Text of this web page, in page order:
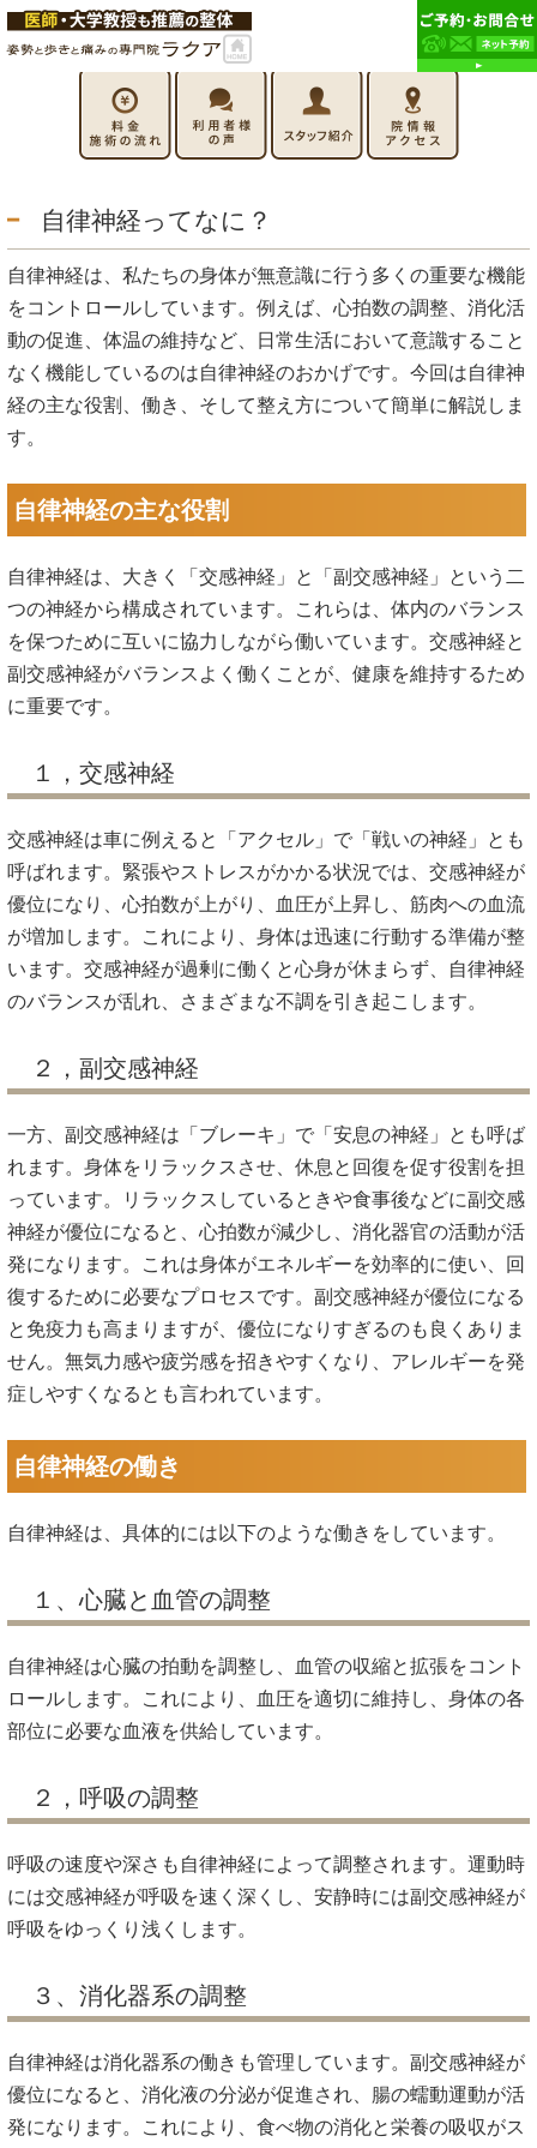
自律神経ってなに？
自律神経は、私たちの身体が無意識に行う多くの重要な機能
をコントロールしています。例えば、心拍数の調整、消化活
動の促進、体温の維持など、日常生活において意識すること
なく機能しているのは自律神経のおかげです。今回は自律神
経の主な役割、働き、そして整え方について簡単に解説しま
す。
自律神経の主な役割
自律神経は、大きく「交感神経」と「副交感神経」という二
つの神経から構成されています。これらは、体内のバランス
を保つために互いに協力しながら働いています。交感神経と
副交感神経がバランスよく働くことが、健康を維持するため
に重要です。
１，交感神経
交感神経は車に例えると「アクセル」で「戦いの神経」とも
呼ばれます。緊張やストレスがかかる状況では、交感神経が
優位になり、心拍数が上がり、血圧が上昇し、筋肉への血流
が増加します。これにより、身体は迅速に行動する準備が整
います。交感神経が過剰に働くと心身が休まらず、自律神経
のバランスが乱れ、さまざまな不調を引き起こします。
２，副交感神経
一方、副交感神経は「ブレーキ」で「安息の神経」とも呼ば
れます。身体をリラックスさせ、休息と回復を促す役割を担
っています。リラックスしているときや食事後などに副交感
神経が優位になると、心拍数が減少し、消化器官の活動が活
発になります。これは身体がエネルギーを効率的に使い、回
復するために必要なプロセスです。副交感神経が優位になる
と免疫力も高まりますが、優位になりすぎるのも良くありま
せん。無気力感や疲労感を招きやすくなり、アレルギーを発
症しやすくなるとも言われています。
自律神経の働き
自律神経は、具体的には以下のような働きをしています。
１、心臓と血管の調整
自律神経は心臓の拍動を調整し、血管の収縮と拡張をコント
ロールします。これにより、血圧を適切に維持し、身体の各
部位に必要な血液を供給しています。
２，呼吸の調整
呼吸の速度や深さも自律神経によって調整されます。運動時
には交感神経が呼吸を速く深くし、安静時には副交感神経が
呼吸をゆっくり浅くします。
３、消化器系の調整
自律神経は消化器系の働きも管理しています。副交感神経が
優位になると、消化液の分泌が促進され、腸の蠕動運動が活
発になります。これにより、食べ物の消化と栄養の吸収がス